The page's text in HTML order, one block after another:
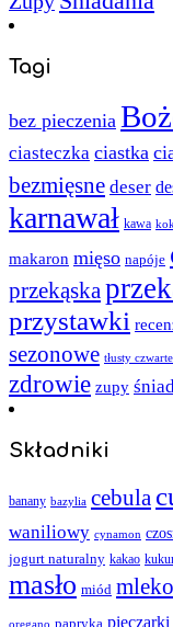
Tagi
bez pieczenia
ciasteczka ciastka
bezmięsne deser
karnawał kawa
makaron mięso napóje
przekąska
przystawki
sezonowe tłusty
zdrowie zupy
Składniki
banany bazylia cebula
waniliowy cynamon
jogurt naturalny kakao
masło miód mleko
oregano papryka pieczarki